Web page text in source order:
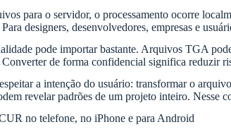
para o servidor, o processamento ocorre
designers, desenvolvedores, empresas e
pode importar bastante. Arquivos TGA
de forma confidencial significa reduzir
a intenção do usuário: transformar o
revelar padrões de um projeto inteiro.
no telefone, no iPhone e para Android